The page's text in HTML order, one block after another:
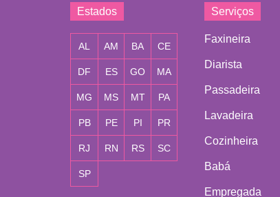
Estados
AL AM BA CE
DF ES GO MA
MG MS MT PA
PB PE PI PR
RJ RN RS SC
SP
Serviços
Faxineira
Diarista
Passadeira
Lavadeira
Cozinheira
Babá
Empregada